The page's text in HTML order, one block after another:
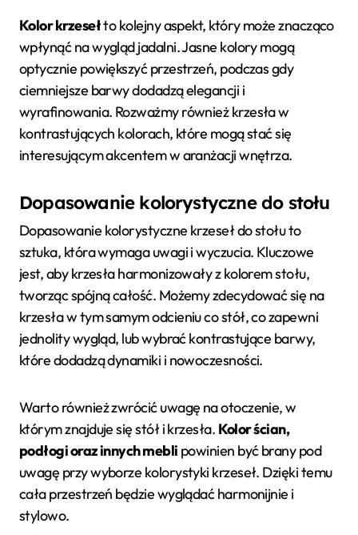
Kolor krzesełto kolejny aspekt, który może znacząco
wpłynąć na wygląd jadalni. Jasne kolory mogą
optycznie powiększyć przestrzeń, podczas gdy
ciemniejsze barwy dodadzą elegancji i
wyrafinowania. Rozważmy również krzesła w
kontrastujących kolorach, które mogą stać się
interesującym akcentem w aranżacji wnętrza.
Dopasowanie kolorystyczne do stołu
Dopasowanie kolorystyczne krzeseł do stołu to
sztuka, która wymaga uwagi i wyczucia. Kluczowe
jest, aby krzesła harmonizowały z kolorem stołu,
tworząc spójną całość. Możemy zdecydować się na
krzesła w tym samym odcieniu co stół, co zapewni
jednolity wygląd, lub wybrać kontrastujące barwy,
które dodadzą dynamiki i nowoczesności.
Warto również zwrócić uwagę na otoczenie, w
którym znajduje się stół i krzesła. Kolor ścian,
podłogi oraz innych mebli powinien być brany pod
uwagę przy wyborze kolorystyki krzeseł. Dzięki temu
cała przestrzeń będzie wyglądać harmonijnie i
stylowo.